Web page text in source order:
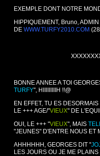
EXEMPLE DONT NOTRE
HIPPIQUEMENT, Bruno, ADMIN
DE WWW.TURFY2010.COM
BONNE ANNEE A TOI
TURFY", HIIIIIIIIIH !!@
EN EFFET, TU ES
LE +++ AGE/"VIEUX" DE
OUI, LE +++ "VIEUX", MAIS
"JEUNES" D'ENTRE NOUS ET
AHHHHHH, GEORGES DIT "
LES JOURS OU JE ME